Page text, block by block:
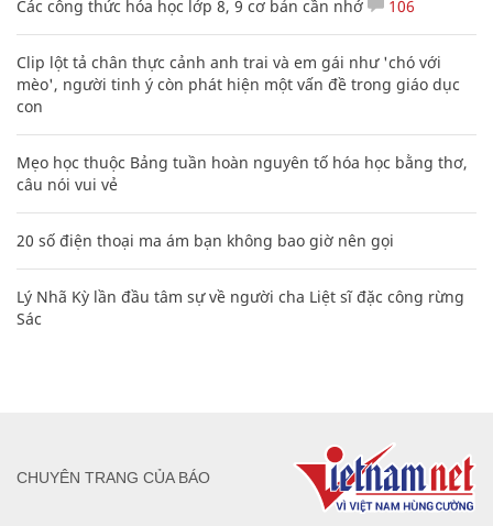
Các công thức hóa học lớp 8, 9 cơ bản cần nhớ 106
Clip lột tả chân thực cảnh anh trai và em gái như 'chó với
mèo', người tinh ý còn phát hiện một vấn đề trong giáo dục
con
Mẹo học thuộc Bảng tuần hoàn nguyên tố hóa học bằng thơ,
câu nói vui vẻ
20 số điện thoại ma ám bạn không bao giờ nên gọi
Lý Nhã Kỳ lần đầu tâm sự về người cha Liệt sĩ đặc công rừng
Sác
CHUYÊN TRANG CỦA BÁO